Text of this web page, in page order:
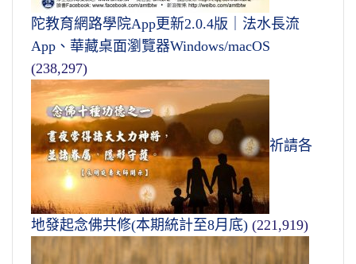
陀教育網路學院App更新2.0.4版｜法水長流
App、華藏桌面瀏覽器Windows/macOS
(238,297)
祈請各
地發起念佛共修(本期統計至8月底) (221,919)